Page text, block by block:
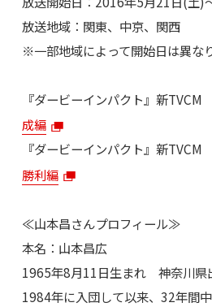
放送地域：関東、中京、関西
※一部地域によって開始日は異なり
『ダービーインパクト』新
成編
『ダービーインパクト』新
勝利編
≪山本昌さんプロフィール≫
本名：山本昌広
1965年8月11日生まれ 神奈川県
1984年に入団して以来、32年間